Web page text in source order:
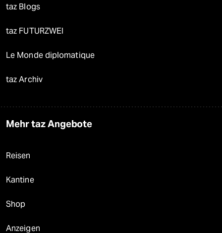
taz Blogs
taz FUTURZWEI
Le Monde diplomatique
taz Archiv
Mehr taz Angebote
Reisen
Kantine
Shop
Anzeigen